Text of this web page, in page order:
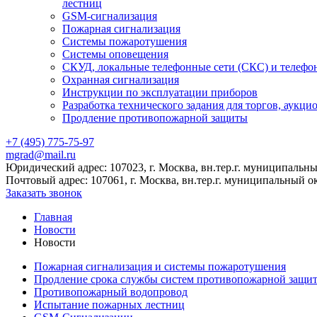
лестниц
GSM-сигнализация
Пожарная сигнализация
Системы пожаротушения
Системы оповещения
СКУД, локальные телефонные сети (СКС) и
Охранная сигнализация
Инструкции по эксплуатации приборов
Разработка технического задания для торгов,
Продление противопожарной защиты
+7 (495) 775-75-97
mgrad@mail.ru
Юридический адрес: 107023, г. Москва, вн.тер.г.
Почтовый адрес: 107061, г. Москва, вн.тер.г. муниципальный
Заказать звонок
Главная
Новости
Новости
Пожарная сигнализация и системы пожаротушения
Продление срока службы систем противопожарной
Противопожарный водопровод
Испытание пожарных лестниц